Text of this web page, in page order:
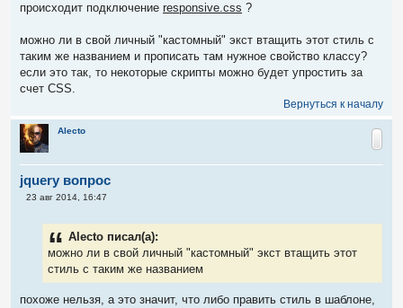
происходит подключение responsive.css ?
можно ли в свой личный "кастомный" экст втащить этот стиль с
таким же названием и прописать там нужное свойство классу?
если это так, то некоторые скрипты можно будет упростить за
счет CSS.
Вернуться к началу
Alecto
jquery вопрос
С
23 авг 2014, 16:47
Alecto писал(а):
можно ли в свой личный "кастомный" экст втащить этот
стиль с таким же названием
похоже нельзя, а это значит, что либо править стиль в шаблоне,